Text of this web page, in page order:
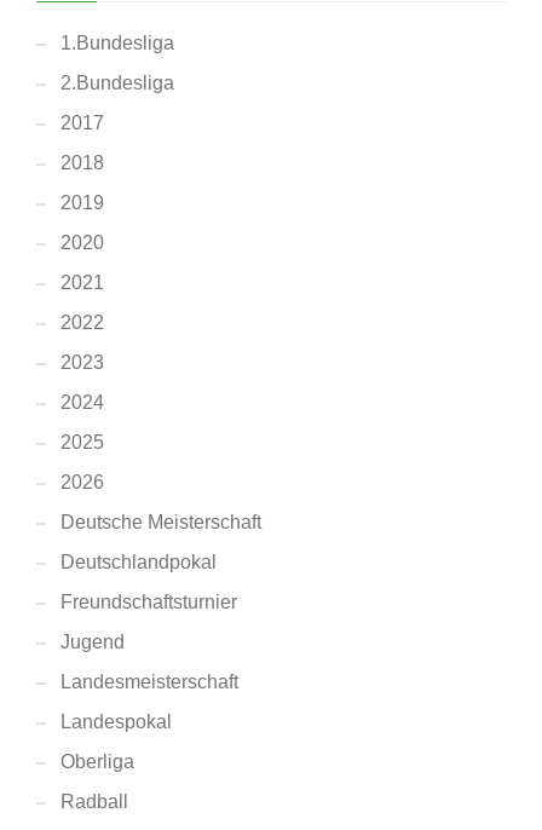
1.Bundesliga
2.Bundesliga
2017
2018
2019
2020
2021
2022
2023
2024
2025
2026
Deutsche Meisterschaft
Deutschlandpokal
Freundschaftsturnier
Jugend
Landesmeisterschaft
Landespokal
Oberliga
Radball